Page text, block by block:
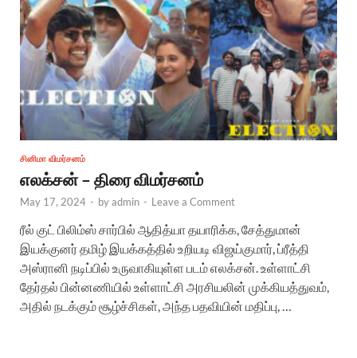
சினிமா விமர்சனம்
எலக்சன் – திரை விமர்சனம்
May 17, 2024 - byadmin - Leave a Comment
ரீல் குட் பிலிம்ஸ் சார்பில் ஆதித்யா தயாரிக்க, சேத்துமான்
இயக்குனர் தமிழ் இயக்கத்தில் உறியடி விஜய்குமார், ப்ரீத்தி
அஸ்ரானி நடிப்பில் உருவாகியுள்ள படம் எலக்சன். உள்ளாட்சி
தேர்தல் பின்னணியில் உள்ளாட்சி அரசியலின் முக்கியத்துவம்,
அதில் நடக்கும் சூழ்ச்சிகள், அந்த பதவியின் மதிப்பு, …